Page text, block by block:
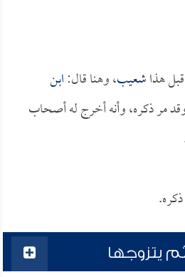
هذاشعيب، وهنا قال:ابن
مر ذكره، وأنه أخرج له أصحاب
يتزوجها